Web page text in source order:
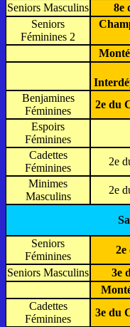
Seniors Masculins
8e
Seniors
Féminines 2
Benjamines
Féminines
2e du
Espoirs
Féminines
Cadettes
Féminines
2e
Minimes
Masculins
2e
Seniors
Féminines
2e
Seniors Masculins
3e
Cadettes
Féminines
3e du